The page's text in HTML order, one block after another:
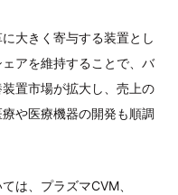
大きく寄与する装置とし
アを維持することで、バ
置市場が拡大し、売上の
や医療機器の開発も順調
は、プラズマCVM、